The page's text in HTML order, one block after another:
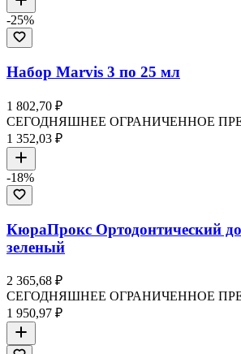
-25%
Набор Marvis 3 по 25 мл
1 802,70 ₽
СЕГОДНЯШНЕЕ ОГРАНИЧЕННОЕ
1 352,03 ₽
-18%
КюраПрокс Ортодонтический
зеленый
2 365,68 ₽
СЕГОДНЯШНЕЕ ОГРАНИЧЕННОЕ
1 950,97 ₽